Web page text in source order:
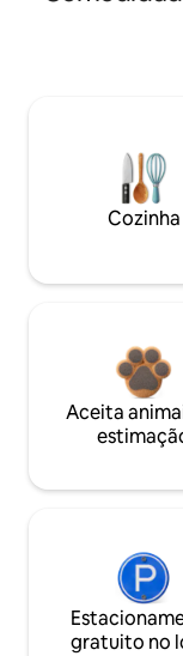
Cozinha
Aceita
gratuito no